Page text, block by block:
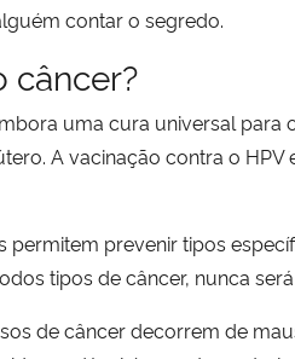
contar o segredo.
câncer?
uma cura universal
A vacinação contra o
permitem prevenir tipos
tipos de câncer, nunca
de câncer decorrem de